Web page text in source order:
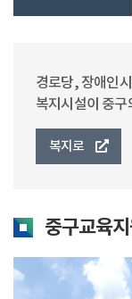
경로당, 장애인
복지시설이 중구
복지로
중구교육지